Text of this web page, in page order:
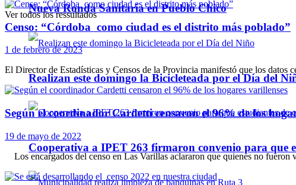
Nueva Ronda Sanitaria en Pueblo Chico
Realizan este domingo la Bicicleteada por el Día del
Cooperativa a IPET 263 firmaron convenio para que
Ver todos los ressultados
Censo: “Córdoba como ciudad es el distrito más poblado”
1 de febrero de 2023
El Director de Estadísticas y Censos de la Provincia manifestó que los datos
Según el coordinador Cardetti censaron el 96% de los
19 de mayo de 2022
Los encargados del censo en Las Varillas aclararon que quienes no fueron